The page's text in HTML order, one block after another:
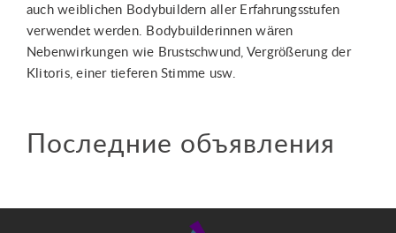
auch weiblichen Bodybuildern aller Erfahrungsstufen
verwendet werden. Bodybuilderinnen wären
Nebenwirkungen wie Brustschwund, Vergrößerung der
Klitoris, einer tieferen Stimme usw.
Последние объявления